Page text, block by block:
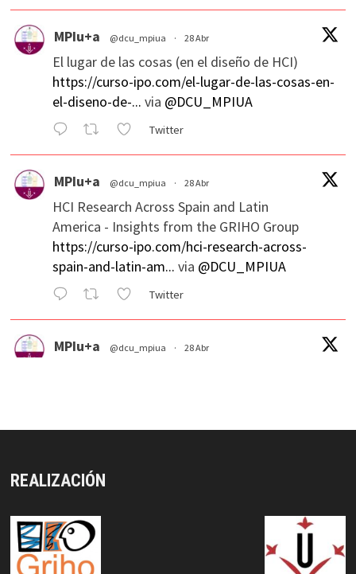
MPIu+a @dcu_mpiua · 28 Abr
El lugar de las cosas (en el diseño de HCI)
https://curso-ipo.com/el-lugar-de-las-cosas-en-
el-diseno-de-... via @DCU_MPIUA
Twitter
MPIu+a @dcu_mpiua · 28 Abr
HCI Research Across Spain and Latin
America - Insights from the GRIHO Group
https://curso-ipo.com/hci-research-across-
spain-and-latin-am... via @DCU_MPIUA
Twitter
MPIu+a @dcu_mpiua · 28 Abr
MPIu+a Retuiteado
GRIHO participa en Accessibility Day 2025
#acessibility
REALIZACIÓN